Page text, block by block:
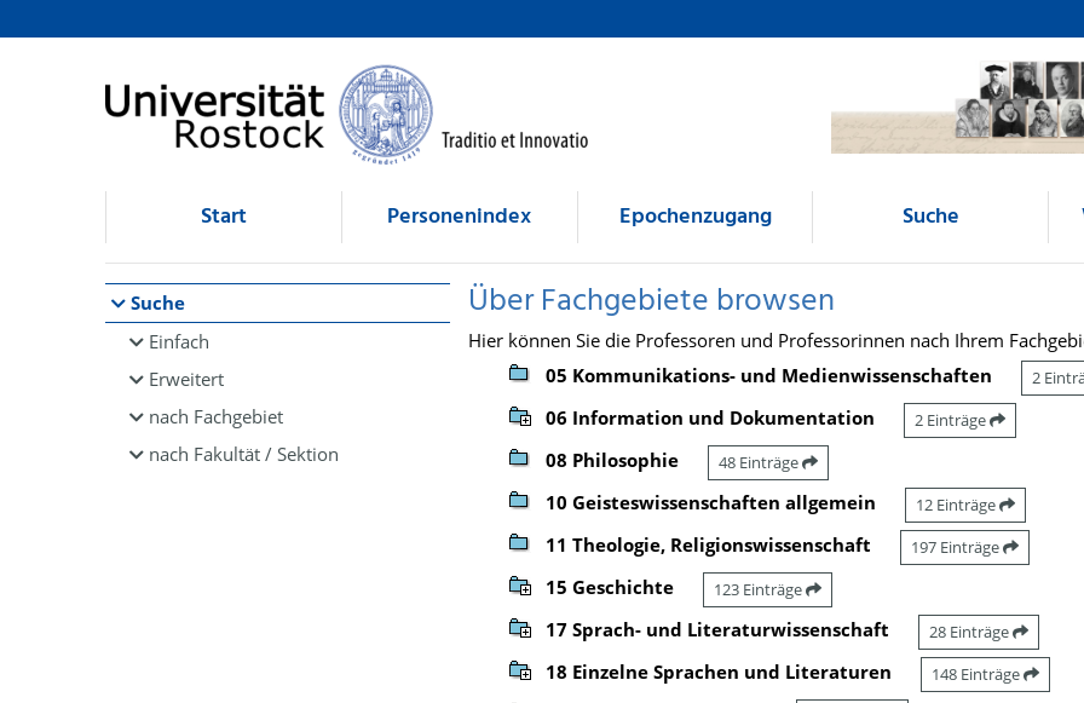
Browsen
direkt zum Inhalt
Start Personenindex Epochenzugang Suche
Suche
Einfach
Erweitert
nach Fachgebiet
nach Fakultät / Sektion
Über Fachgebiete browsen
Hier können Sie die Professoren und Professorinnen nach Ihrem
05 Kommunikations- und Medienwissenschaften
2
06 Information und Dokumentation 2 Einträge
08 Philosophie 48 Einträge
10 Geisteswissenschaften allgemein 12 Einträge
11 Theologie, Religionswissenschaft 197 Einträge
15 Geschichte 123 Einträge
17 Sprach- und Literaturwissenschaft 28 Einträge
18 Einzelne Sprachen und Literaturen 148 Einträge